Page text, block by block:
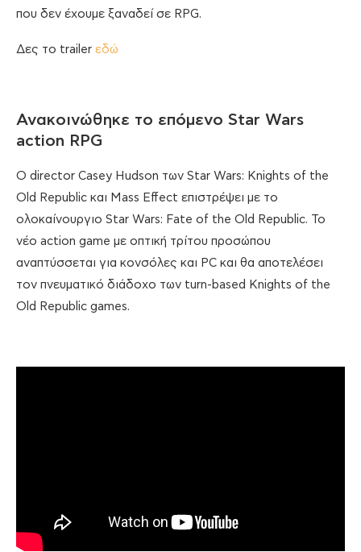
που δεν έχουμε ξαναδεί σε RPG.
Δες το trailer εδώ
Ανακοινώθηκε το επόμενο Star Wars
action RPG
Ο director Casey Hudson των Star Wars: Knights of the
Old Republic και Mass Effect επιστρέψει με το
ολοκαίνουργιο Star Wars: Fate of the Old Republic. Το
νέο action game με οπτική τρίτου προσώπου
αναπτύσσεται για κονσόλες και PC και θα αποτελέσει
τον πνευματικό διάδοχο των turn-based Knights of the
Old Republic games.